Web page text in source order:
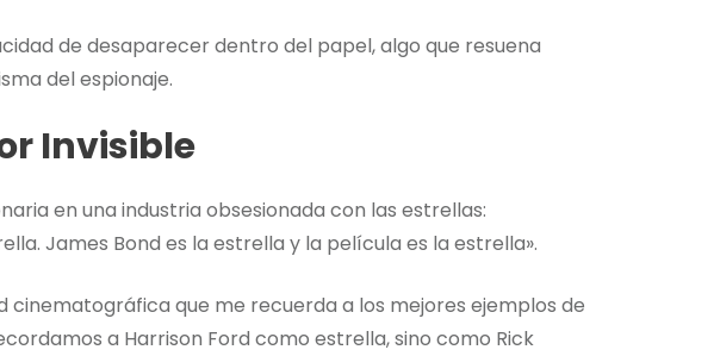
de desaparecer dentro del papel, algo que resuena
del espionaje.
Invisible
en una industria obsesionada con las estrellas:
James Bond es la estrella y la película es la estrella».
cinematográfica que me recuerda a los mejores ejemplos de
a Harrison Ford como estrella, sino como Rick